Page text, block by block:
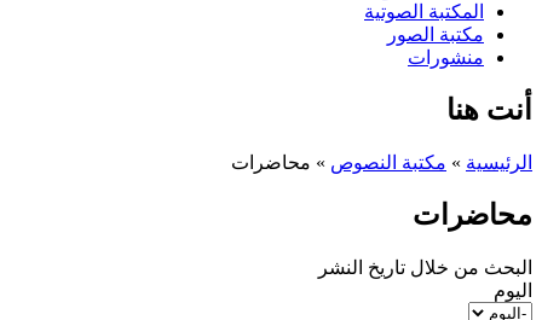
المكتبة الصوتية
مكتبة الصور
منشورات
أنت هنا
الرئيسية » مكتبة النصوص » محاضرات
محاضرات
البحث من خلال تاريخ النشر
‏اليوم ‏